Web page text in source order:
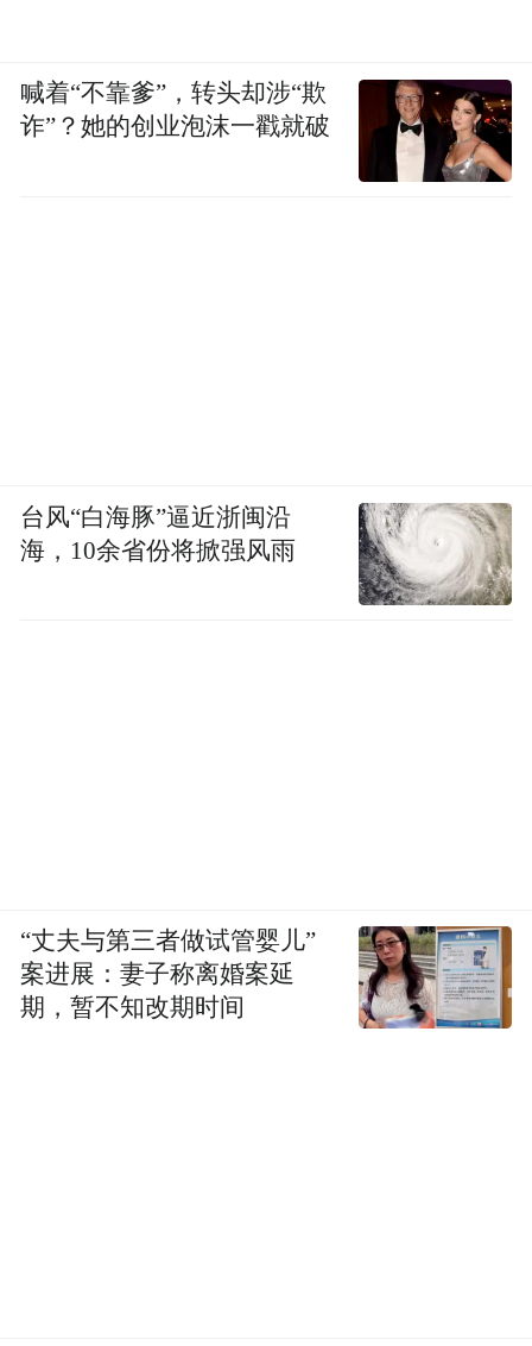
喊着“不靠爹”，转头却涉“欺
诈”？她的创业泡沫一戳就破
台风“白海豚”逼近浙闽沿
海，10余省份将掀强风雨
“丈夫与第三者做试管婴儿”
案进展：妻子称离婚案延
期，暂不知改期时间